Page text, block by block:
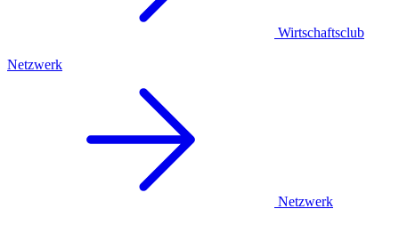
Wirtschaftsclub
Netzwerk
Netzwerk